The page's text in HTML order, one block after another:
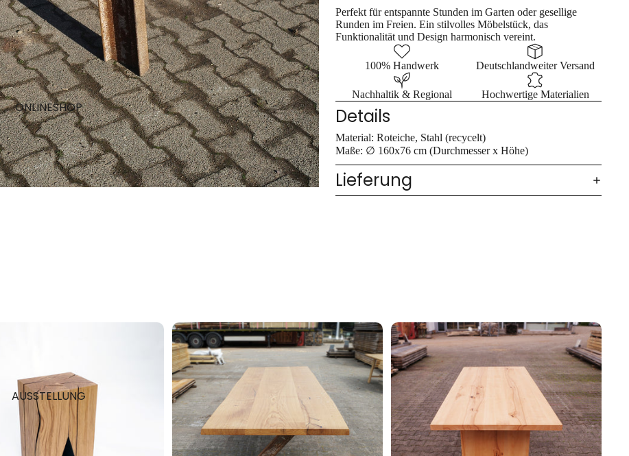
ONLINESHOP
AUSSTELLUNG
Perfekt für entspannte Stunden im Garten oder gesellige
Runden im Freien. Ein stilvolles Möbelstück, das
Funktionalität und Design harmonisch vereint.
100% Handwerk Deutschlandweiter Versand
Nachhaltik & Regional Hochwertige Materialien
Details
Material: Roteiche, Stahl (recycelt)
Maße: ∅ 160x76 cm (Durchmesser x Höhe)
Lieferung